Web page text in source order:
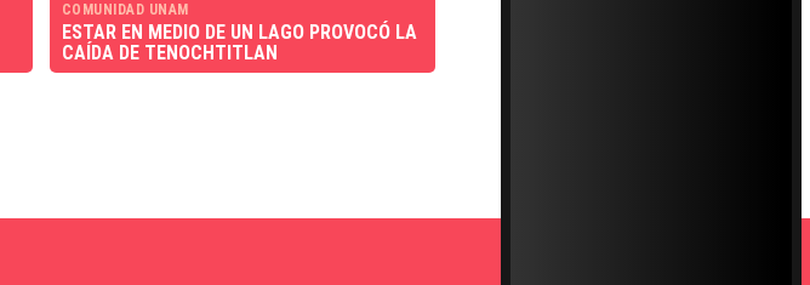
COMUNIDAD UNAM
ESTAR EN MEDIO DE UN LAGO PROVOCÓ LA
CAÍDA DE TENOCHTITLAN